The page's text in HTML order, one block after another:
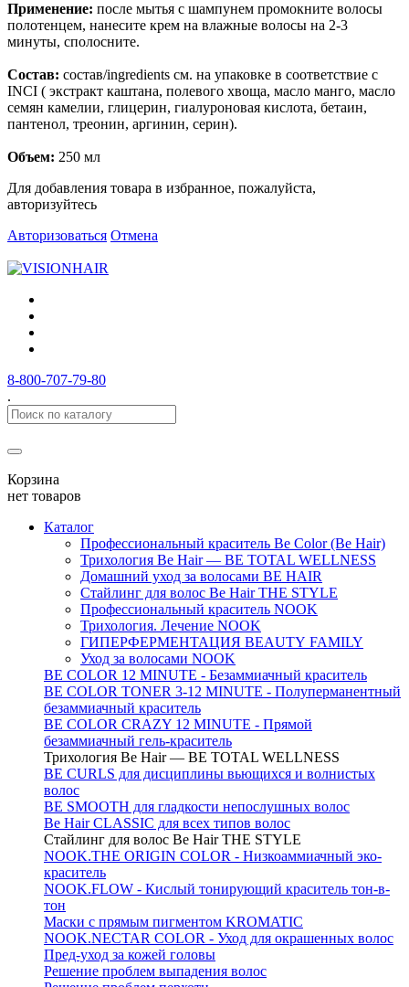
Применение: после мытья с шампунем промокните волосы
полотенцем, нанесите крем на влажные волосы на 2-3
минуты, сполосните.
Состав: состав/ingredients см. на упаковке в соответствие с
INCI ( экстракт каштана, полевого хвоща, масло манго, масло
семян камелии, глицерин, гиалуроновая кислота, бетаин,
пантенол, треонин, аргинин, серин).
Объем: 250 мл
Для добавления товара в избранное, пожалуйста,
авторизуйтесь
Авторизоваться Отмена
8-800-707-79-80
.
Корзина
нет товаров
Каталог
Профессиональный краситель Be Color (Be Hair)
Трихология Be Hair — BE TOTAL WELLNESS
Домашний уход за волосами BE HAIR
Стайлинг для волос Be Hair THE STYLE
Профессиональный краситель NOOK
Трихология. Лечение NOOK
ГИПЕРФЕРМЕНТАЦИЯ BEAUTY FAMILY
Уход за волосами NOOK
BE COLOR 12 MINUTE - Безаммиачный краситель
BE COLOR TONER 3-12 MINUTE - Полуперманентный
безаммиачный краситель
BE COLOR CRAZY 12 MINUTE - Прямой
безаммиачный гель-краситель
Трихология Be Hair — BE TOTAL WELLNESS
BE CURLS для дисциплины вьющихся и волнистых
волос
BE SMOOTH для гладкости непослушных волос
Be Hair CLASSIC для всех типов волос
Стайлинг для волос Be Hair THE STYLE
NOOK.THE ORIGIN COLOR - Низкоаммиачный эко-
краситель
NOOK.FLOW - Кислый тонирующий краситель тон-в-
тон
Маски с прямым пигментом KROMATIC
NOOK.NECTAR COLOR - Уход для окрашенных волос
Пред-уход за кожей головы
Решение проблем выпадения волос